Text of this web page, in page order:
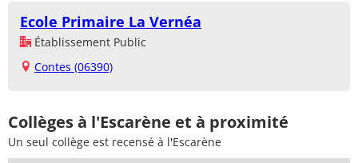
Ecole Primaire La Vernéa
Établissement Public
Contes (06390)
Collèges à l'Escarène et à proximité
Un seul collège est recensé à l'Escarène